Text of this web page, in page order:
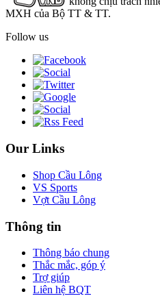
MXH của Bộ TT & TT.
Follow us
Our Links
Shop Cầu Lông
VS Sports
Vợt Cầu Lông
Thông tin
Thông báo chung
Thắc mắc, góp ý
Trợ giúp
Liên hệ BQT